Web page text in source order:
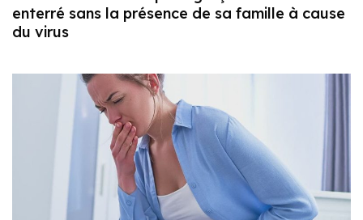
enterré sans la présence de sa famille à cause
du virus